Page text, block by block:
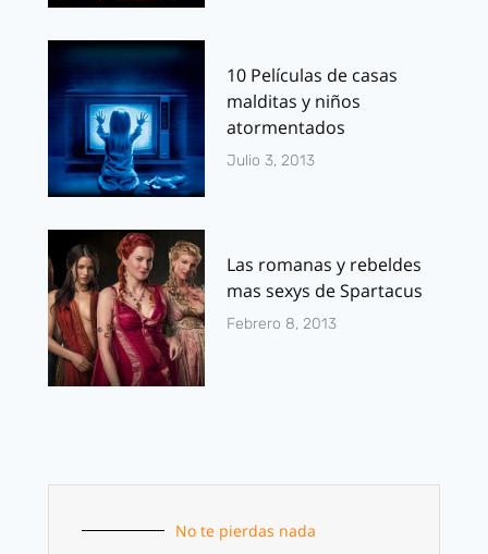
10 Películas de casas
malditas y niños
atormentados
Julio 3, 2013
Las romanas y rebeldes
mas sexys de Spartacus
Febrero 8, 2013
No te pierdas nada